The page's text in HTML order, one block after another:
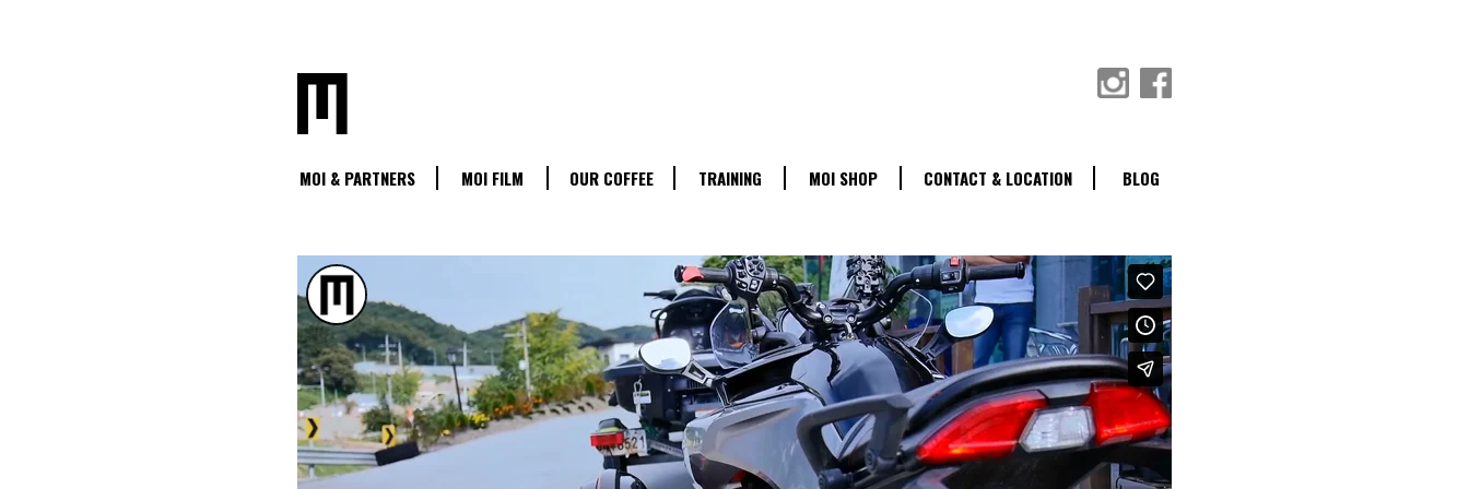
MOI & PARTNERS MOI FILM OUR COFFEE TRAINING MOI SHOP CONTACT & LOCATION BLOG